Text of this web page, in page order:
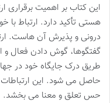
این کتاب بر اهمیت برقراری
هستی تأکید دارد. ارتباط
درونی و پذیرش آن هاست.
گفتگوها، گوش دادن فعال و
طریق درک جایگاه خود در
حاصل می شود. این ارتباطات،
حس تعلق و معنا می بخشد.